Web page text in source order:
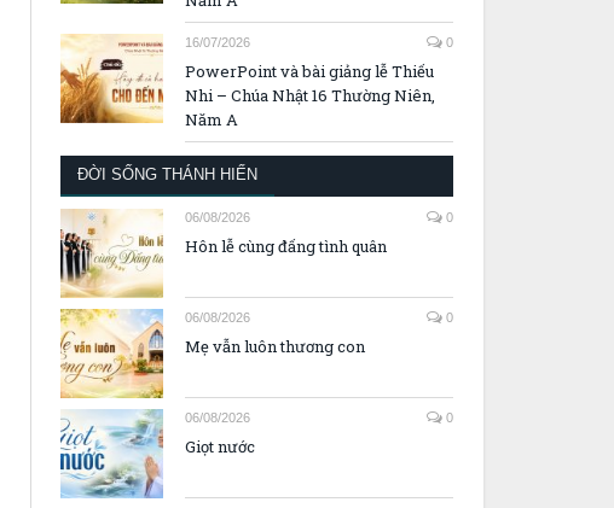
16/07/2026 0
PowerPoint và bài giảng lễ Thiếu
Nhi – Chúa Nhật 16 Thường Niên,
Năm A
ĐỜI SỐNG THÁNH HIẾN
06/08/2026 0
Hôn lễ cùng đấng tình quân
06/08/2026 0
Mẹ vẫn luôn thương con
06/08/2026 0
Giọt nước